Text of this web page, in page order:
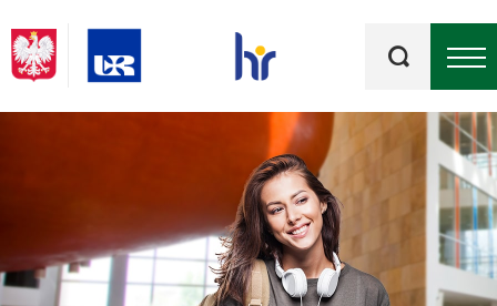
kluczowe